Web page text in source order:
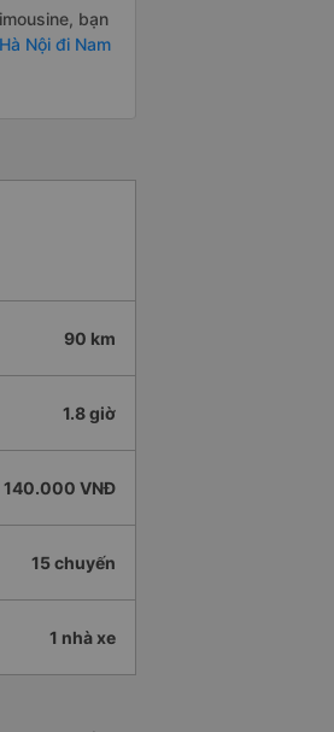
bạn
Nội đi Nam
90 km
1.8 giờ
140.000 VNĐ
15 chuyến
1 nhà xe